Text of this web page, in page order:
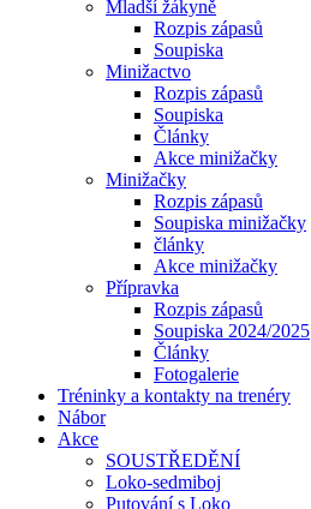
Mladší žákyně
Rozpis zápasů
Soupiska
Minižactvo
Rozpis zápasů
Soupiska
Články
Akce minižačky
Minižačky
Rozpis zápasů
Soupiska minižačky
články
Akce minižačky
Přípravka
Rozpis zápasů
Soupiska 2024/2025
Články
Fotogalerie
Tréninky a kontakty na trenéry
Nábor
Akce
SOUSTŘEDĚNÍ
Loko-sedmiboj
Putování s Loko